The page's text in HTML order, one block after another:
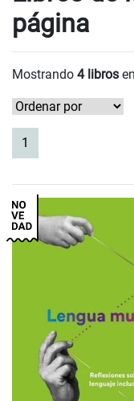
página
Mostrando 4 libros
1